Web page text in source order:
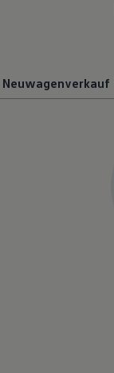
Neuwagenverkauf